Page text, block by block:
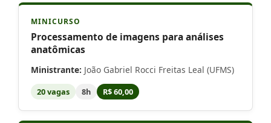
MINICURSO
Processamento de imagens para análises
anatômicas
Ministrante: João Gabriel Rocci Freitas Leal (UFMS)
20 vagas 8h R$ 60,00